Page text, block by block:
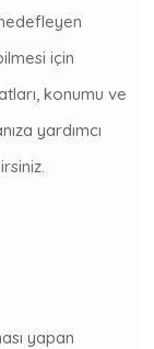
için
konumu ve
yardımcı
yapan